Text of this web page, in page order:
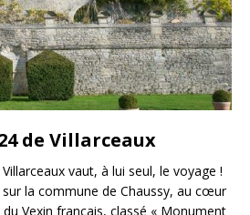
de Villarceaux
vaut, à lui seul, le voyage !
sur la commune de Chaussy, au cœur
Vexin français, classé « Monument